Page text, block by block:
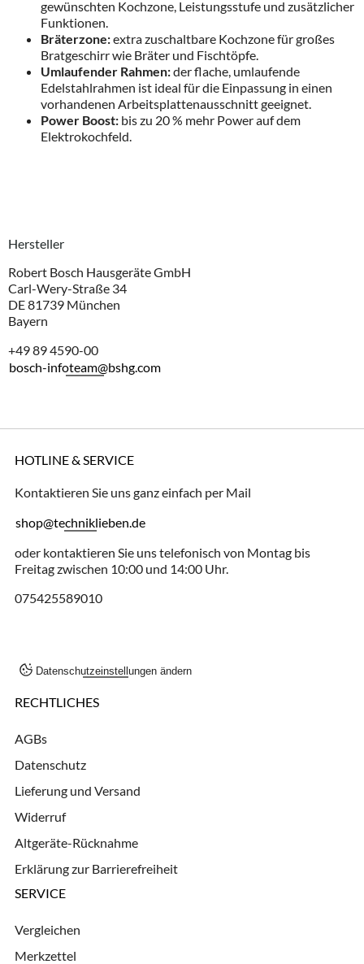
gewünschten Kochzone, Leistungsstufe und zusätzlicher
Funktionen.
Bräterzone:extra zuschaltbare Kochzone für großes
Bratgeschirr wie Bräter und Fischtöpfe.
Umlaufender Rahmen:der flache, umlaufende
Edelstahlrahmen ist ideal für die Einpassung in einen
vorhandenen Arbeitsplattenausschnitt geeignet.
Power Boost: bis zu 20 % mehr Power auf dem
Elektrokochfeld.
Hersteller
Robert Bosch Hausgeräte GmbH
Carl-Wery-Straße 34
DE 81739 München
Bayern
+49 89 4590-00
bosch-infoteam@bshg.com
HOTLINE & SERVICE
Kontaktieren Sie uns ganz einfach per Mail
shop@techniklieben.de
oder kontaktieren Sie uns telefonisch von Montag bis
Freitag zwischen 10:00 und 14:00 Uhr.
075425589010
Datenschutzeinstellungen ändern
RECHTLICHES
AGBs
Datenschutz
Lieferung und Versand
Widerruf
Altgeräte-Rücknahme
Erklärung zur Barrierefreiheit
SERVICE
Vergleichen
Merkzettel